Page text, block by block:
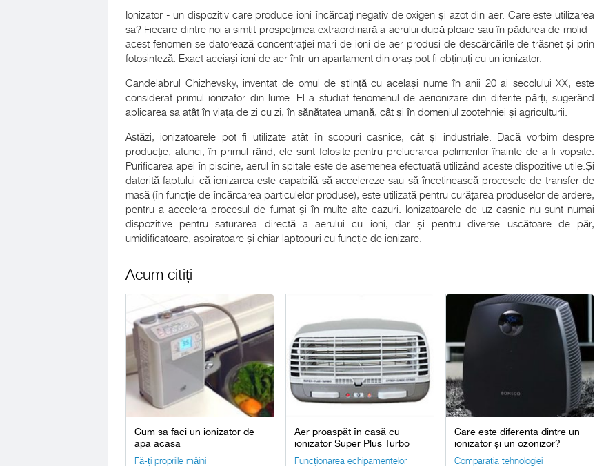
Ionizator - un dispozitiv care produce ioni încărcați negativ de oxigen și azot din aer. Care este utilizarea
sa? Fiecare dintre noi a simțit prospețimea extraordinară a aerului după ploaie sau în pădurea de molid -
acest fenomen se datorează concentrației mari de ioni de aer produsi de descărcările de trăsnet și prin
fotosinteză. Exact aceiași ioni de aer într-un apartament din oraș pot fi obținuți cu un ionizator.
Candelabrul Chizhevsky, inventat de omul de știință cu același nume în anii 20 ai secolului XX, este
considerat primul ionizator din lume. El a studiat fenomenul de aerionizare din diferite părți, sugerând
aplicarea sa atât în ​​viața de zi cu zi, în sănătatea umană, cât și în domeniul zootehniei și agriculturii.
Astăzi, ionizatoarele pot fi utilizate atât în ​​scopuri casnice, cât și industriale. Dacă vorbim despre
producție, atunci, în primul rând, ele sunt folosite pentru prelucrarea polimerilor înainte de a fi vopsite.
Purificarea apei în piscine, aerul în spitale este de asemenea efectuată utilizând aceste dispozitive utile.Și
datorită faptului că ionizarea este capabilă să accelereze sau să încetinească procesele de transfer de
masă (în funcție de încărcarea particulelor produse), este utilizată pentru curățarea produselor de ardere,
pentru a accelera procesul de fumat și în multe alte cazuri. Ionizatoarele de uz casnic nu sunt numai
dispozitive pentru saturarea directă a aerului cu ioni, dar și pentru diverse uscătoare de păr,
umidificatoare, aspiratoare și chiar laptopuri cu funcție de ionizare.
Acum citiți
Cum sa faci un ionizator de
apa acasa
Fă-ți propriile mâini
Aer proaspăt în casă cu
ionizator Super Plus Turbo
Funcționarea echipamentelor
Care este diferența dintre un
ionizator și un ozonizor?
Comparația tehnologiei